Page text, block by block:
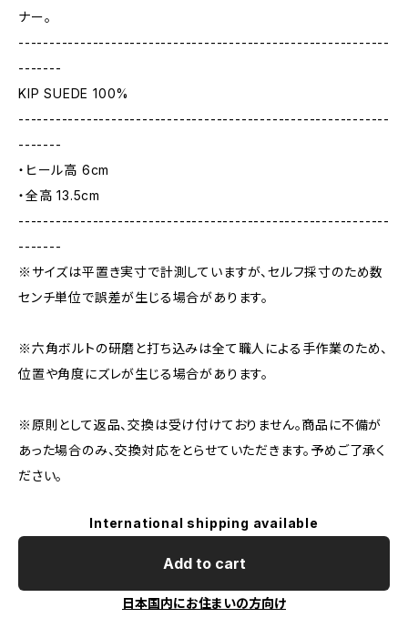
ナー。
------------------------------------------------------------
-------
KIP SUEDE 100%
------------------------------------------------------------
-------
・ヒール高 6cm
・全高 13.5cm
------------------------------------------------------------
-------
※サイズは平置き実寸で計測していますが、セルフ採寸のため数
センチ単位で誤差が生じる場合があります。
※六角ボルトの研磨と打ち込みは全て職人による手作業のため、
位置や角度にズレが生じる場合があります。
※原則として返品、交換は受け付けておりません。商品に不備が
あった場合のみ、交換対応をとらせていただきます。予めご了承く
ださい。
International shipping available
Add to cart
日本国内にお住まいの方向け